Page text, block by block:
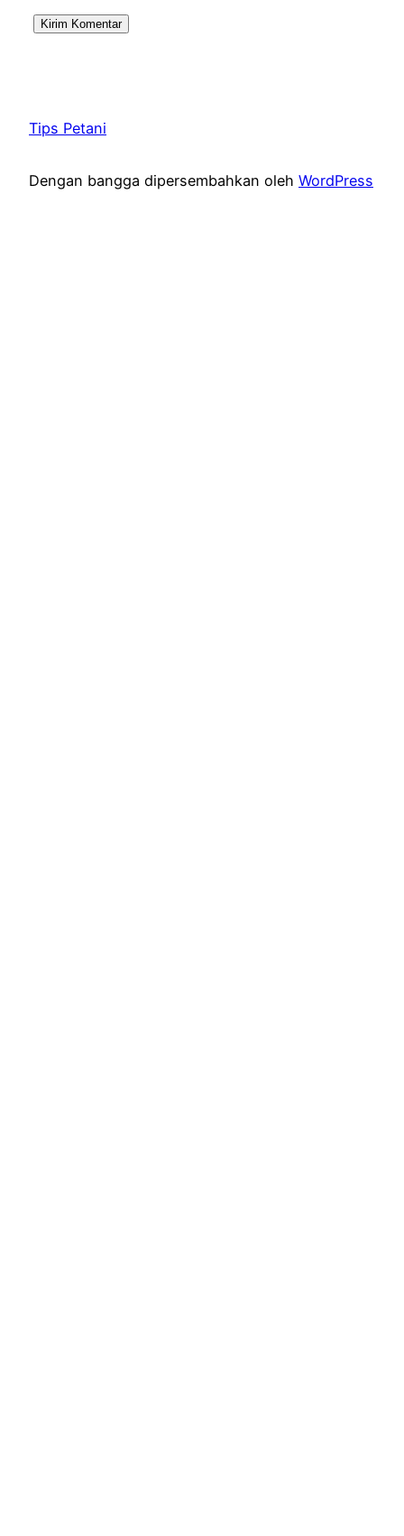
Tips Petani
Dengan bangga dipersembahkan oleh WordPress